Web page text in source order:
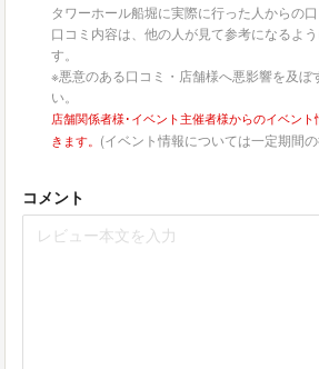
タワーホール船堀に実際に行った人からの口
口コミ内容は、他の人が見て参考になるよ
す。
※悪意のある口コミ・店舗様へ悪影響を及ぼ
い。
店舗関係者様･イベント主催者様からのイベン
きます。 (イベント情報については一定期間
コメント